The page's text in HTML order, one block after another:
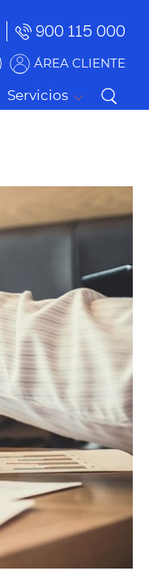
900 115 000
ÁREA CLIENTE
Servicios